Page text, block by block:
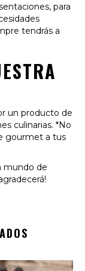
para
tendrás a
un producto de
culinarias. *No
gourmet a tus
mundo de